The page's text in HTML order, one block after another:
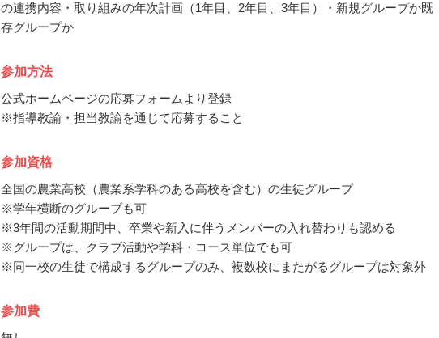
の連携内容・取り組みの年次計画（1年目、2年目、3年目）・新規グループか既
存グループか
参加方法
公式ホームページの応募フォームより登録
※指導教諭・担当教諭を通じて応募すること
参加資格
全国の農業高校（農業系学科のある高校を含む）の生徒グループ
※学年横断のグループも可
※3年間の活動期間中、卒業や新入に伴うメンバーの入れ替わりも認める
※グループは、クラブ活動や学科・コース単位でも可
※同一校の生徒で構成するグループのみ、複数校にまたがるグループは対象外
参加費